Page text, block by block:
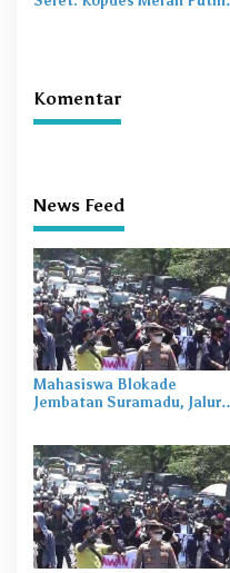
Komentar
News Feed
Mahasiswa Blokade
Jembatan Suramadu, Jalur